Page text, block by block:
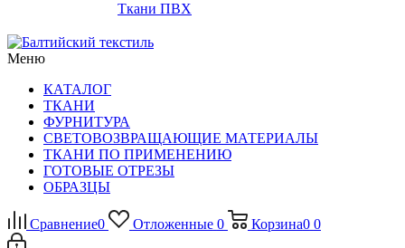
Ткани ПВХ
Меню
КАТАЛОГ
ТКАНИ
ФУРНИТУРА
СВЕТОВОЗВРАЩАЮЩИЕ МАТЕРИАЛЫ
ТКАНИ ПО ПРИМЕНЕНИЮ
ГОТОВЫЕ ОТРЕЗЫ
ОБРАЗЦЫ
Сравнение0 Отложенные 0 Корзина0 0